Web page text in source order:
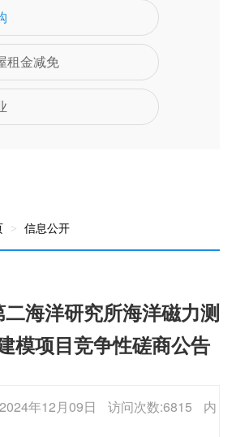
租金减免
信息公开
海洋研究所海洋磁力测
模项目竞争性磋商公告
年12月09日 访问次数:6815 内